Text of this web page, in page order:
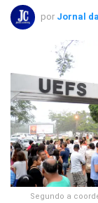
por Jornal
Segundo a